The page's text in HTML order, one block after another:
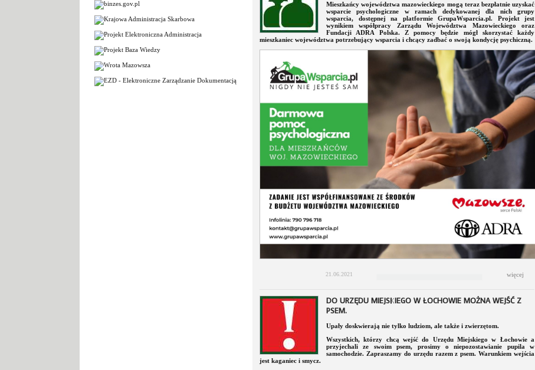
Mieszkańcy województwa mazowieckiego mogą teraz bezpłatnie uzyskać
wsparcie psychologiczne w ramach dedykowanej dla nich grupy
wsparcia, dostępnej na platformie GrupaWsparcia.pl. Projekt jest
wynikiem współpracy Zarządu Województwa Mazowieckiego oraz
Fundacji ADRA Polska. Z pomocy będzie mógł skorzystać każdy
mieszkaniec województwa potrzebujący wsparcia i chcący zadbać o swoją kondycję psychiczną.
21.06.2021 więcej
DO URZĘDU MIEJSKIEGO W ŁOCHOWIE MOŻNA WEJŚĆ Z
PSEM.
Upały doskwierają nie tylko ludziom, ale także i zwierzętom.
Wszystkich, którzy chcą wejść do Urzędu Miejskiego w Łochowie a
przyjechali ze swoim psem, prosimy o niepozostawianie pupila w
samochodzie. Zapraszamy do urzędu razem z psem. Warunkiem wejścia
jest kaganiec i smycz.